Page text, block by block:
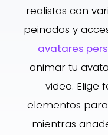
realistas con
peinados y
avatares
animar tu
video. Elige
elementos
mientras